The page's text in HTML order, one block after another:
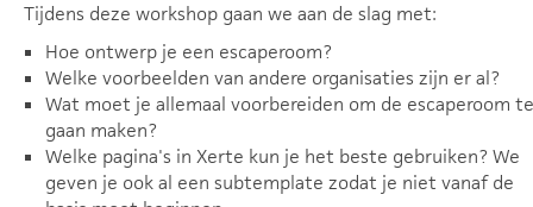
Tijdens deze workshop gaan we aan de slag met:
Hoe ontwerp je een escaperoom?
Welke voorbeelden van andere organisaties zijn er al?
Wat moet je allemaal voorbereiden om de escaperoom te
gaan maken?
Welke pagina's in Xerte kun je het beste gebruiken? We
geven je ook al een subtemplate zodat je niet vanaf de